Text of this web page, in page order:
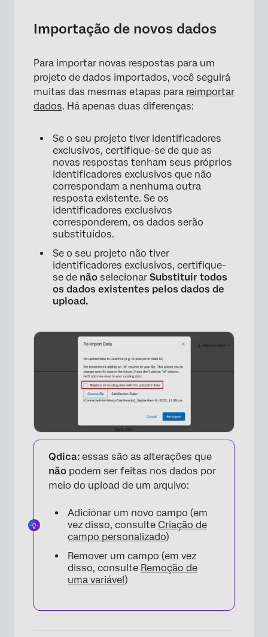
×
Importação de novos dados
Para importar novas respostas para um
projeto de dados importados, você seguirá
muitas das mesmas etapas para reimportar
dados. Há apenas duas diferenças:
Se o seu projeto tiver identificadores
exclusivos, certifique-se de que as
novas respostas tenham seus próprios
identificadores exclusivos que não
correspondam a nenhuma outra
resposta existente. Se os
identificadores exclusivos
corresponderem, os dados serão
substituídos.
Se o seu projeto não tiver
identificadores exclusivos, certifique-
se de não selecionar Substituir todos
os dados existentes pelos dados de
upload.
Qdica: essas são as alterações que
não podem ser feitas nos dados por
meio do upload de um arquivo:
Adicionar um novo campo (em
vez disso, consulte Criação de
campo personalizado)
Remover um campo (em vez
disso, consulte Remoção de
uma variável)